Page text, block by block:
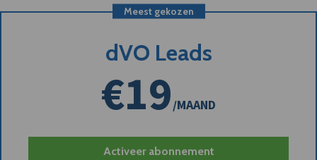
Meest gekozen
dVO Leads
€19/MAAND
Activeer abonnement